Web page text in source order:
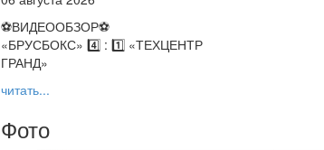
⚽️ВИДЕООБЗОР⚽️
«БРУСБОКС» 4️⃣ : 1️⃣ «ТЕХЦЕНТР
ГРАНД»
читать...
Фото